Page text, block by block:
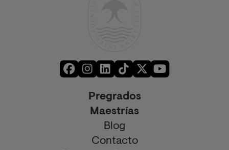
Pregrados
Maestrías
Blog
Contacto